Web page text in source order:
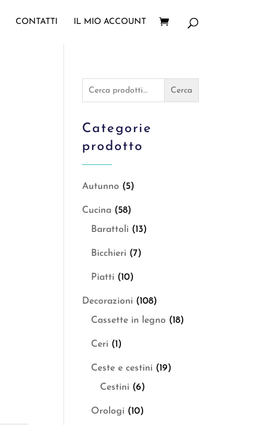
CONTATTI IL MIO ACCOUNT
Cerca: Cerca
Categorie
prodotto
Autunno (5)
Cucina (58)
Barattoli (13)
Bicchieri (7)
Piatti (10)
Decorazioni (108)
Cassette in legno (18)
Ceri (1)
Ceste e cestini (19)
Cestini (6)
Orologi (10)